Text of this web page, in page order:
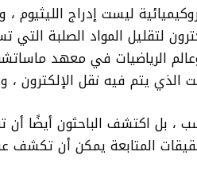
ليست إدراج
لتقليل المواد الصلبة
يتم فيه نقل الإلكترون
بل اكتشف الباحثون أيضًا أن
المتابعة يمكن أن تكشف